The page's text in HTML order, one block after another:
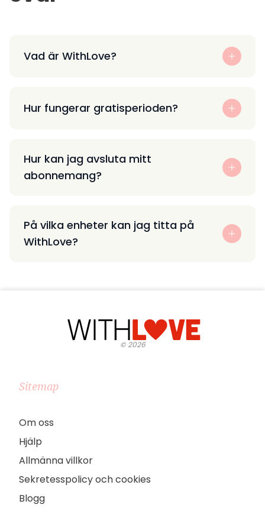
Vad är WithLove?
Hur fungerar gratisperioden?
Hur kan jag avsluta mitt
abonnemang?
På vilka enheter kan jag titta på
WithLove?
©2026
Sitemap
Om oss
Hjälp
Allmänna villkor
Sekretesspolicy och cookies
Blogg